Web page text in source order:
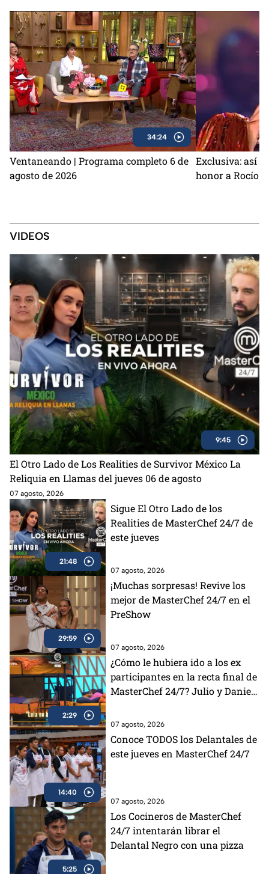
34:24
Ventaneando | Programa completo 6 de
agosto de 2026
Exclusiva: así
honor a Rocío
VIDEOS
9:45
El Otro Lado de Los Realities de Survivor México La
Reliquia en Llamas del jueves 06 de agosto
07 agosto, 2026
21:48
Sigue El Otro Lado de los
Realities de MasterChef 24/7 de
este jueves
07 agosto, 2026
29:59
¡Muchas sorpresas! Revive los
mejor de MasterChef 24/7 en el
PreShow
07 agosto, 2026
2:29
¿Cómo le hubiera ido a los ex
participantes en la recta final de
MasterChef 24/7? Julio y Daniela
07 agosto, 2026
14:40
Conoce TODOS los Delantales de
este jueves en MasterChef 24/7
07 agosto, 2026
5:25
Los Cocineros de MasterChef
24/7 intentarán librar el
Delantal Negro con una pizza